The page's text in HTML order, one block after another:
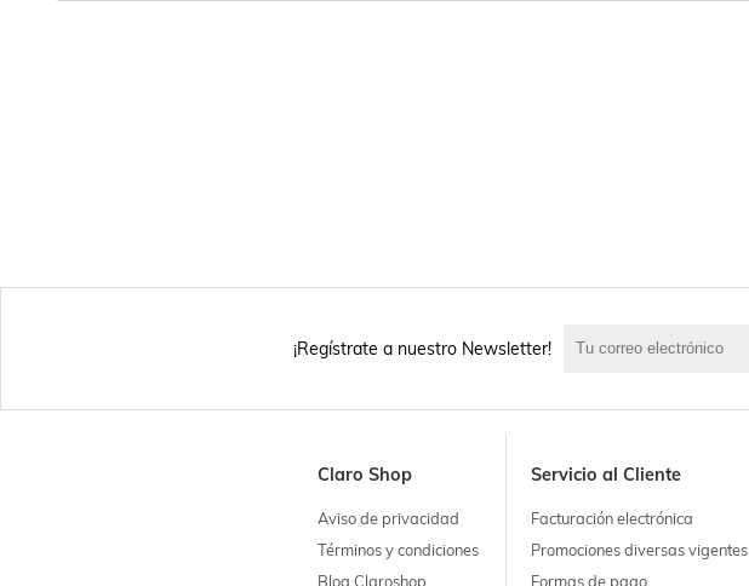
¡Regístrate a nuestro Newsletter!
Claro Shop
Aviso de privacidad
Términos y condiciones
Blog Claroshop
Servicio al Cliente
Facturación electrónica
Promociones diversas vigentes
Formas de pago